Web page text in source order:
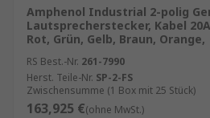
Amphenol Industrial 2-polig
Lautsprecherstecker, Kabel
Rot, Grün, Gelb, Braun, Orange,
RS Best.-Nr. 261-7990
Herst. Teile-Nr. SP-2-FS
Zwischensumme (1 Box mit 25 Stück)
163,925 €(ohne MwSt.)